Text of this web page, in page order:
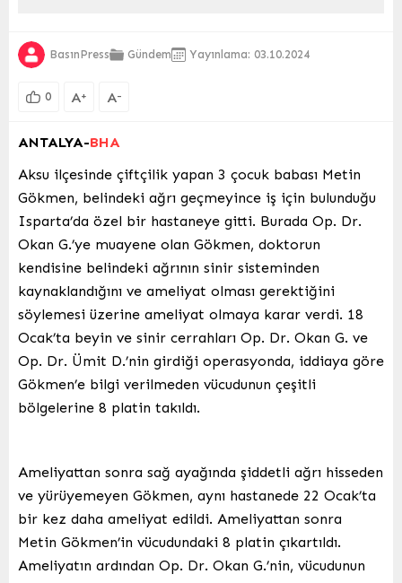
BasınPress Gündem Yayınlama: 03.10.2024
0 A+ A-
ANTALYA-BHA
Aksu ilçesinde çiftçilik yapan 3 çocuk babası Metin
Gökmen, belindeki ağrı geçmeyince iş için bulunduğu
Isparta’da özel bir hastaneye gitti. Burada Op. Dr.
Okan G.’ye muayene olan Gökmen, doktorun
kendisine belindeki ağrının sinir sisteminden
kaynaklandığını ve ameliyat olması gerektiğini
söylemesi üzerine ameliyat olmaya karar verdi. 18
Ocak’ta beyin ve sinir cerrahları Op. Dr. Okan G. ve
Op. Dr. Ümit D.’nin girdiği operasyonda, iddiaya göre
Gökmen’e bilgi verilmeden vücudunun çeşitli
bölgelerine 8 platin takıldı.
Ameliyattan sonra sağ ayağında şiddetli ağrı hisseden
ve yürüyemeyen Gökmen, aynı hastanede 22 Ocak’ta
bir kez daha ameliyat edildi. Ameliyattan sonra
Metin Gökmen’in vücudundaki 8 platin çıkartıldı.
Ameliyatın ardından Op. Dr. Okan G.’nin, vücudunun